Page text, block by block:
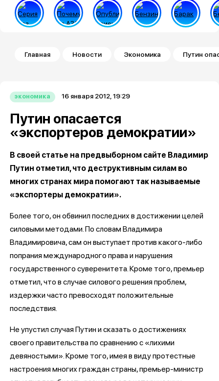
Строка навигации
Главная Новости Экономика Путин
экономика 16 января 2012, 19:29
Путин опасается
«экспортеров демократии»
В своей статье на предвыборном сайте Владимир
Путин отметил, что деструктивным силам во
многих странах мира помогают так называемые
«экспортеры демократии».
Более того, он обвинил последних в достижении целей
силовыми методами. По словам Владимира
Владимировича, сам он выступает против какого-либо
попрания международного права и нарушения
государственного суверенитета. Кроме того, премьер
отметил, что в случае силового решения проблем,
издержки часто превосходят положительные
последствия.
Не упустил случая Путин и сказать о достижениях
своего правительства по сравнению с «лихими
девяностыми». Кроме того, имея в виду протестные
настроения многих граждан страны, премьер-министр